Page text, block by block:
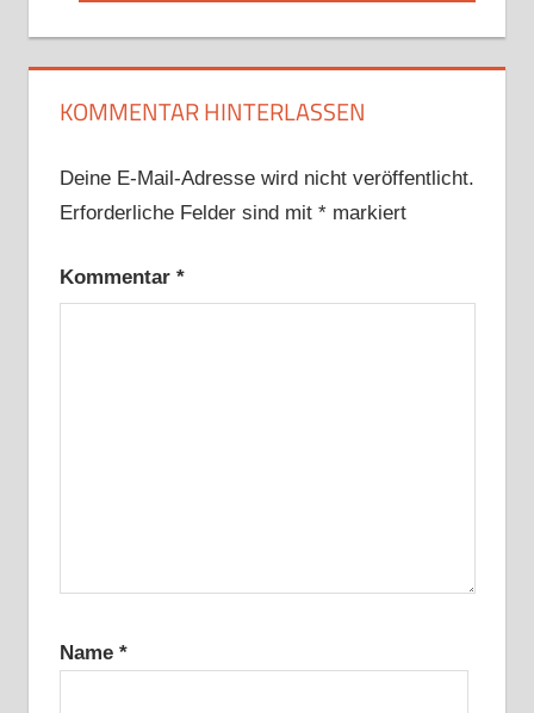
KOMMENTAR HINTERLASSEN
Deine E-Mail-Adresse wird nicht veröffentlicht.
Erforderliche Felder sind mit *markiert
Kommentar *
Name *